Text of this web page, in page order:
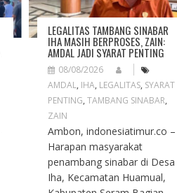
LEGALITAS TAMBANG SINABAR
IHA MASIH BERPROSES, ZAIN:
AMDAL JADI SYARAT PENTING
08/08/2026
AMDAL, IHA, LEGALITAS, SYARAT
PENTING,TAMBANG SINABAR,
ZAIN
Ambon, indonesiatimur.co –
Harapan masyarakat
penambang sinabar di Desa
Iha, Kecamatan Huamual,